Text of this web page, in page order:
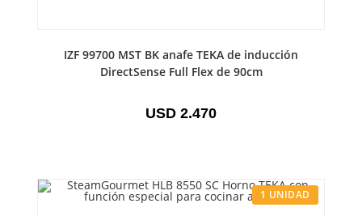
IZF 99700 MST BK anafe TEKA de inducción
DirectSense Full Flex de 90cm
USD 2.470
1 UNIDAD